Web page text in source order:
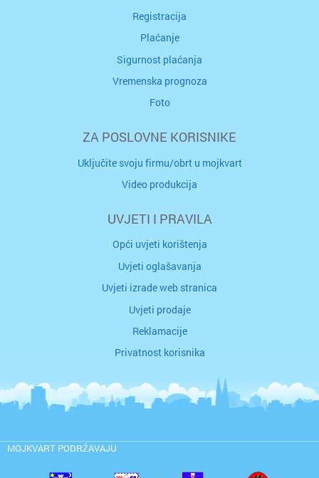
Registracija
Plaćanje
Sigurnost plaćanja
Vremenska prognoza
Foto
ZA POSLOVNE KORISNIKE
Uključite svoju firmu/obrt u mojkvart
Video produkcija
UVJETI I PRAVILA
Opći uvjeti korištenja
Uvjeti oglašavanja
Uvjeti izrade web stranica
Uvjeti prodaje
Reklamacije
Privatnost korisnika
MOJKVART PODRŽAVAJU